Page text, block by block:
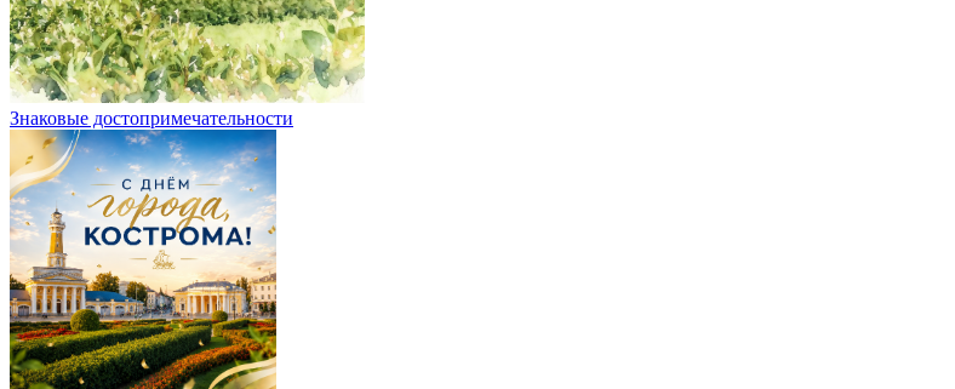
Знаковые достопримечательности